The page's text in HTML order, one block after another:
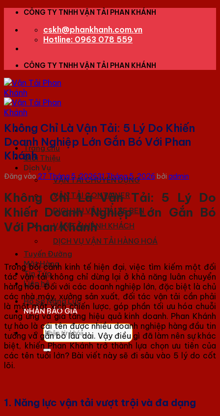
CÔNG TY TNHH VẬN TẢI PHAN KHÁNH
cskh@phankhanh.com.vn
Hotline: 0963 078 559
CÔNG TY TNHH VẬN TẢI PHAN KHÁNH
Trang chủ
Giới Thiệu
Dịch Vụ
VẬN TẢI CHUYÊN DỤNG
VẬN TẢI CONTAINER
DỊCH VỤ VẬN TẢI XE BEN
VẬN TẢI HÀNH KHÁCH
DỊCH VỤ VẬN TẢI HÀNG HOÁ
Tuyến Đường
Mặt Hàng
Tin Tức
Liên hệ
Hồ Sơ Năng Lực
NHẬN BÁO GIÁ
Tìm
kiếm:
Không Chỉ Là Vận Tải: 5 Lý Do Khiến
Doanh Nghiệp Lớn Gắn Bó Với Phan
Khánh
Đăng vào 27 Tháng 5, 202631 Tháng 5, 2026 bởi admin
Không Chỉ Là Vận Tải: 5 Lý Do
Khiến Doanh Nghiệp Lớn Gắn Bó
Với Phan Khánh
Trong bối cảnh kinh tế hiện đại, việc tìm kiếm một đối
tác vận tải không chỉ dừng lại ở khả năng luân chuyển
hàng hóa. Đối với các doanh nghiệp lớn, đặc biệt là chủ
các nhà máy, xưởng sản xuất, đối tác vận tải cần phải
là một mắt xích chiến lược, góp phần tối ưu hóa chuỗi
cung ứng và gia tăng hiệu quả kinh doanh. Phan Khánh
tự hào là cái tên được nhiều doanh nghiệp hàng đầu tin
tưởng và gắn bó lâu dài. Vậy điều gì đã làm nên sự khác
biệt, khiến Phan Khánh trở thành lựa chọn ưu tiên của
các tên tuổi lớn? Bài viết này sẽ đi sâu vào 5 lý do cốt
lõi.
1. Năng lực vận tải vượt trội và đa dạng